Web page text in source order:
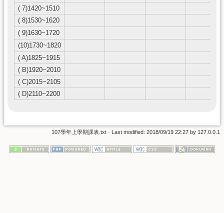
( 7)1420~1510
( 8)1530~1620
( 9)1630~1720
(10)1730~1820
( A)1825~1915
( B)1920~2010
( C)2015~2105
( D)2110~2200
107學年上學期課表.txt · Last modified: 2018/09/19 22:27 by 127.0.0.1